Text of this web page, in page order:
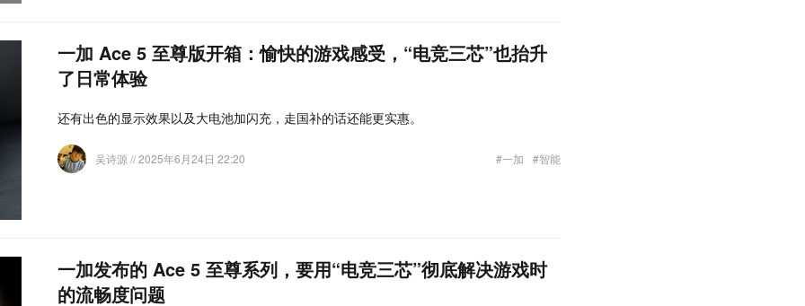
一加 Ace 5 至尊版开箱：愉快的游戏感受，“电竞三芯”也抬升
了日常体验
还有出色的显示效果以及大电池加闪充，走国补的话还能更实惠。
吴诗源 // 2025年6月24日 22:20 #一加 #智能
一加发布的 Ace 5 至尊系列，要用“电竞三芯”彻底解决游戏时
的流畅度问题